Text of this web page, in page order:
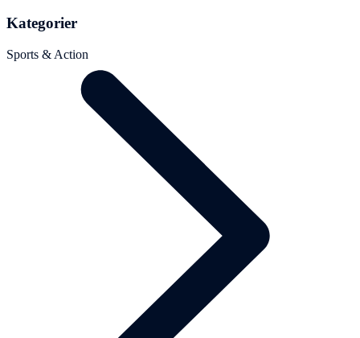
Kategorier
Sports & Action